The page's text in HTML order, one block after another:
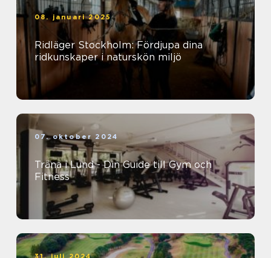
08. januari 2025
Ridläger Stockholm: Fördjupa dina
ridkunskaper i naturskön miljö
07. oktober 2024
Träna i Lund - Din Guide till Gym och
Fitness
31. juli 2024